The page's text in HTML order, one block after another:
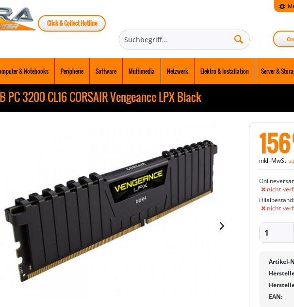
Click & Collect Hotline
& Notebooks Peripherie Software Multimedia Netzwerk Elektro & Installation Server &
PC 3200 CL16 CORSAIR Vengeance LPX Black
156
inkl. MwSt.
nicht
Filialbestand:
nicht
Artikel-
EAN: